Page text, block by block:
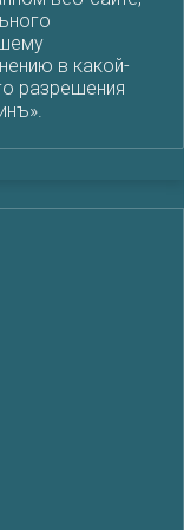
в какой-
разрешения